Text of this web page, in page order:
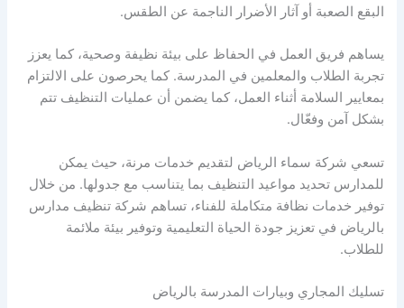
البقع الصعبة أو آثار الأضرار الناجمة عن الطقس.
يساهم فريق العمل في الحفاظ على بيئة نظيفة وصحية، كما يعزز
تجربة الطلاب والمعلمين في المدرسة. كما يحرصون على الالتزام
بمعايير السلامة أثناء العمل، كما يضمن أن عمليات التنظيف تتم
بشكل آمن وفعّال.
تسعي شركة سماء الرياض لتقديم خدمات مرنة، حيث يمكن
للمدارس تحديد مواعيد التنظيف بما يتناسب مع جدولها. من خلال
توفير خدمات نظافة متكاملة للفناء، تساهم شركة تنظيف مدارس
بالرياض في تعزيز جودة الحياة التعليمية وتوفير بيئة ملائمة
للطلاب.
تسليك المجاري وبيارات المدرسة بالرياض